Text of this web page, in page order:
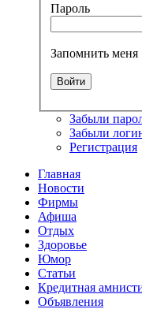
Пароль
Запомнить меня
Забыли
Забыли
Регистрация
Главная
Новости
Фирмы
Афиша
Отдых
Здоровье
Юмор
Статьи
Кредитная
Объявления